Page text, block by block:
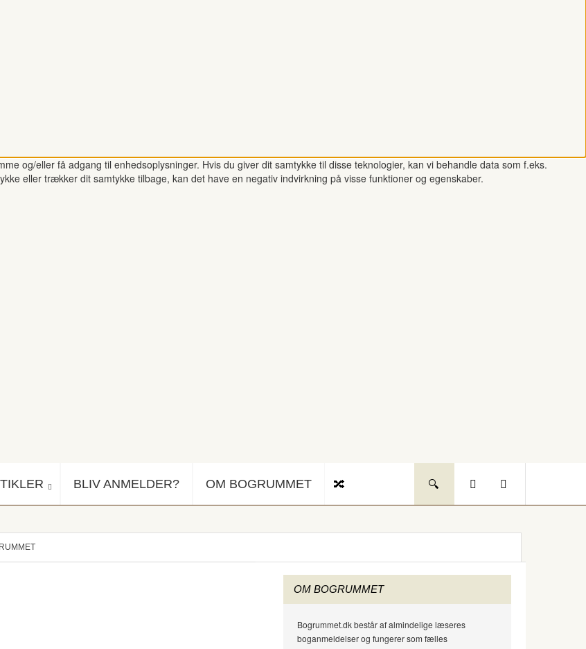
og/eller få adgang til enhedsoplysninger. Hvis du giver dit samtykke til disse teknologier, kan vi behandle data som f.eks.
eller trækker dit samtykke tilbage, kan det have en negativ indvirkning på visse funktioner og egenskaber.
BLIV ANMELDER? OM BOGRUMMET
OM BOGRUMMET
Bogrummet.dk består af almindelige læseres
boganmeldelser og fungerer som fælles